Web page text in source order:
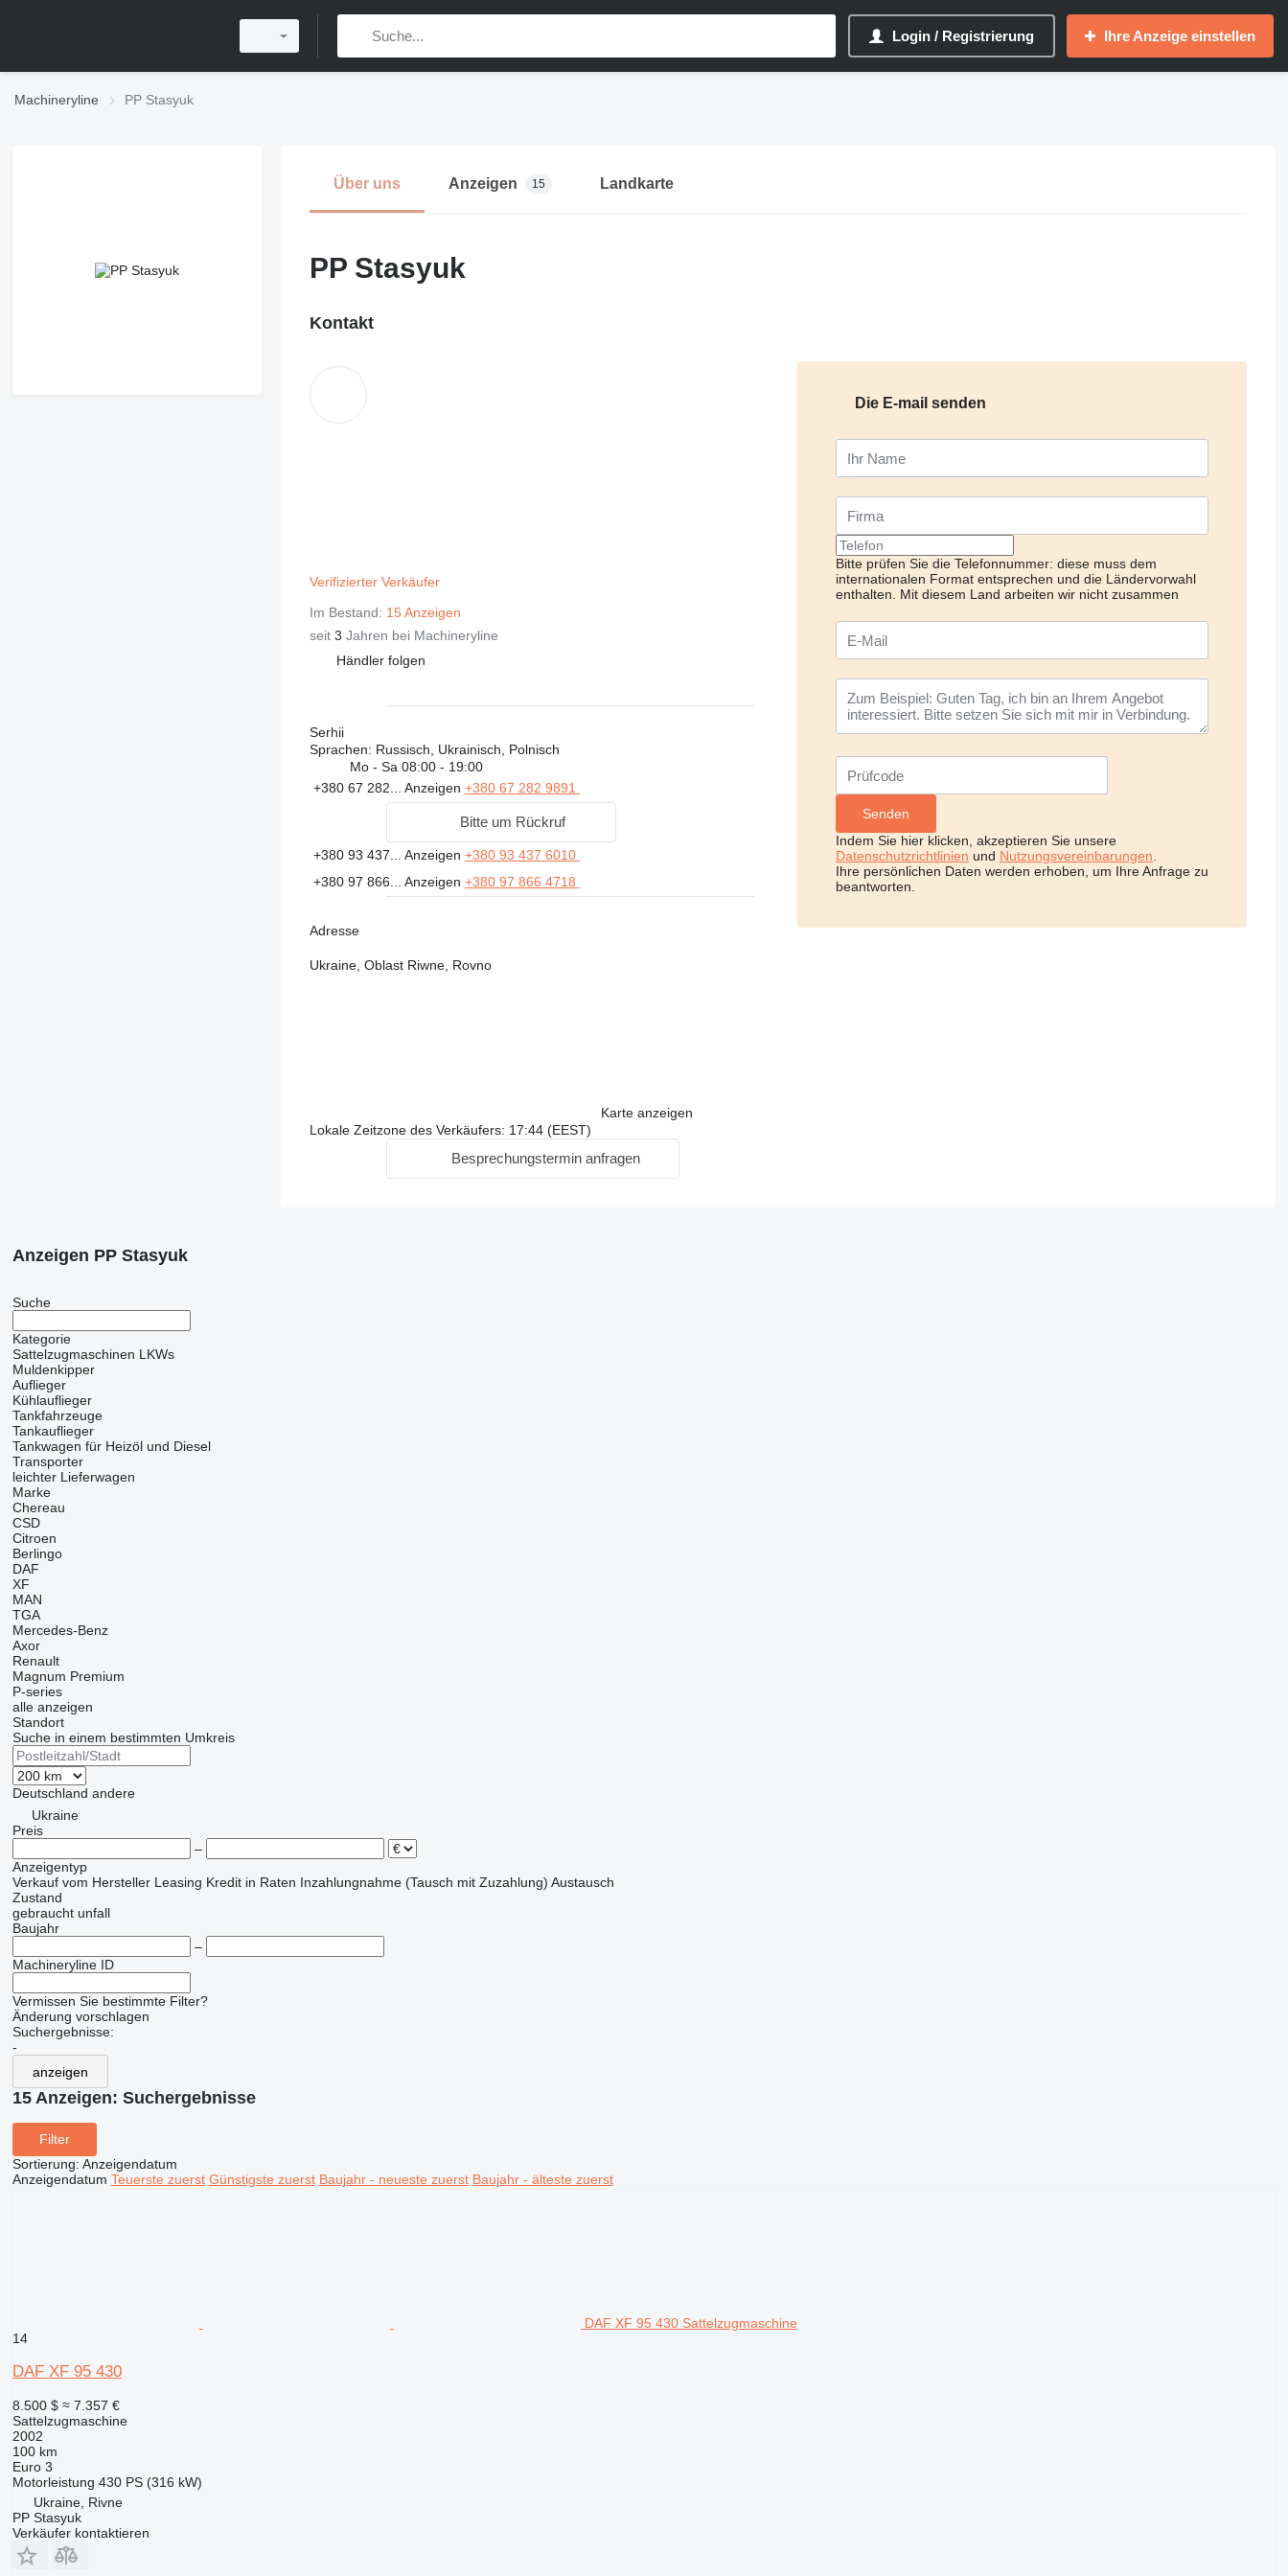
Login / Registrierung Ihre Anzeige einstellen
Machineryline PP Stasyuk
Über uns Anzeigen 15 Landkarte
PP Stasyuk
Kontakt
Verifizierter Verkäufer
Im Bestand: 15 Anzeigen
seit 3 Jahren bei Machineryline
Händler folgen
Serhii
Sprachen: Russisch, Ukrainisch, Polnisch
Mo - Sa 08:00 - 19:00
+380 67 282... Anzeigen +380 67 282 9891
Bitte um Rückruf
+380 93 437... Anzeigen +380 93 437 6010
+380 97 866... Anzeigen +380 97 866 4718
Adresse
Ukraine, Oblast Riwne, Rovno
Karte anzeigen
Lokale Zeitzone des Verkäufers: 17:44 (EEST)
Besprechungstermin anfragen
Die E-mail senden
Bitte prüfen Sie die Telefonnummer: diese muss dem
internationalen Format entsprechen und die Ländervorwahl
enthalten.
Mit diesem Land arbeiten wir nicht zusammen
Indem Sie hier klicken, akzeptieren Sie unsere
Datenschutzrichtlinien und Nutzungsvereinbarungen
Ihre persönlichen Daten werden erhoben, um Ihre Anfrage zu
beantworten.
Anzeigen PP Stasyuk
Suche
Kategorie
Sattelzugmaschinen LKWs
Muldenkipper
Auflieger
Kühlauflieger
Tankfahrzeuge
Tankauflieger
Tankwagen für Heizöl und Diesel
Transporter
leichter Lieferwagen
Marke
Chereau
CSD
Citroen
Berlingo
DAF
XF
MAN
TGA
Mercedes-Benz
Axor
Renault
Magnum Premium
P-series
alle anzeigen
Standort
Suche in einem bestimmten Umkreis
Deutschland andere
Ukraine
Preis
–
Anzeigentyp
Verkauf vom Hersteller Leasing Kredit in Raten Inzahlungnahme (Tausch mit Zuzahlung) Austausch
Zustand
gebraucht unfall
Baujahr
–
Machineryline ID
Vermissen Sie bestimmte Filter?
Änderung vorschlagen
Suchergebnisse:
-
anzeigen
15 Anzeigen: Suchergebnisse
Filter
Sortierung: Anzeigendatum
Anzeigendatum Teuerste zuerst Günstigste zuerst Baujahr - neueste zuerst Baujahr - älteste zuerst
DAF XF 95 430 Sattelzugmaschine
14
DAF XF 95 430
8.500 $ ≈ 7.357 €
Sattelzugmaschine
2002
100 km
Euro 3
Motorleistung 430 PS (316 kW)
Ukraine, Rivne
PP Stasyuk
Verkäufer kontaktieren